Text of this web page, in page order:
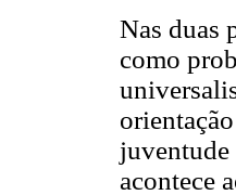
Nas duas
como
juventude
acontece